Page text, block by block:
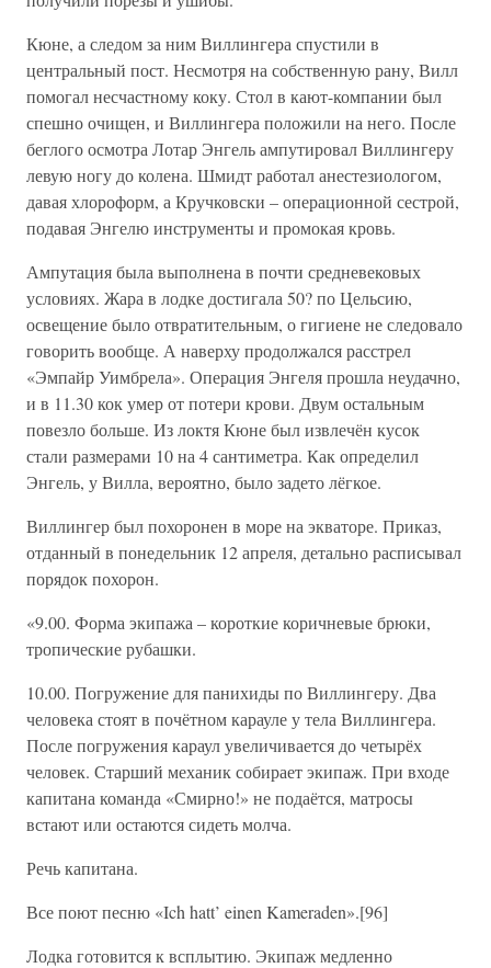
Кюне, а следом за ним Виллингера спустили в
центральный пост. Несмотря на собственную рану, Вилл
помогал несчастному коку. Стол в кают-компании был
спешно очищен, и Виллингера положили на него. После
беглого осмотра Лотар Энгель ампутировал Виллингеру
левую ногу до колена. Шмидт работал анестезиологом,
давая хлороформ, а Кручковски – операционной сестрой,
подавая Энгелю инструменты и промокая кровь.
Ампутация была выполнена в почти средневековых
условиях. Жара в лодке достигала 50? по Цельсию,
освещение было отвратительным, о гигиене не следовало
говорить вообще. А наверху продолжался расстрел
«Эмпайр Уимбрела». Операция Энгеля прошла неудачно,
и в 11.30 кок умер от потери крови. Двум остальным
повезло больше. Из локтя Кюне был извлечён кусок
стали размерами 10 на 4 сантиметра. Как определил
Энгель, у Вилла, вероятно, было задето лёгкое.
Виллингер был похоронен в море на экваторе. Приказ,
отданный в понедельник 12 апреля, детально расписывал
порядок похорон.
«9.00. Форма экипажа – короткие коричневые брюки,
тропические рубашки.
10.00. Погружение для панихиды по Виллингеру. Два
человека стоят в почётном карауле у тела Виллингера.
После погружения караул увеличивается до четырёх
человек. Старший механик собирает экипаж. При входе
капитана команда «Смирно!» не подаётся, матросы
встают или остаются сидеть молча.
Речь капитана.
Все поют песню «Ich hatt’ einen Kameraden».[96]
Лодка готовится к всплытию. Экипаж медленно